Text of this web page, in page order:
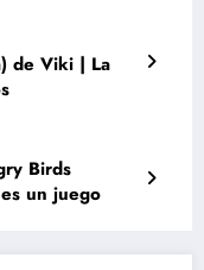
de Viki | La
Birds
un juego